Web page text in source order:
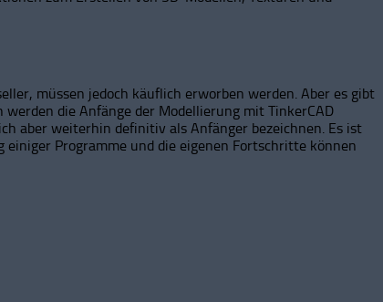
müssen jedoch käuflich erworben werden. Aber es gibt
die Anfänge der Modellierung mit TinkerCAD
aber weiterhin definitiv als Anfänger bezeichnen. Es ist
Programme und die eigenen Fortschritte können